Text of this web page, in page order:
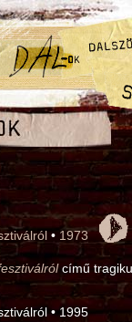
• 1973
című
• 1995